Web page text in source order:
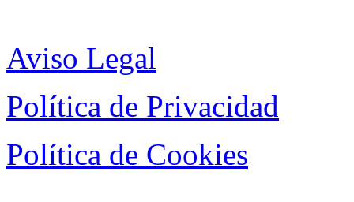
Aviso Legal
Política de Privacidad
Política de Cookies